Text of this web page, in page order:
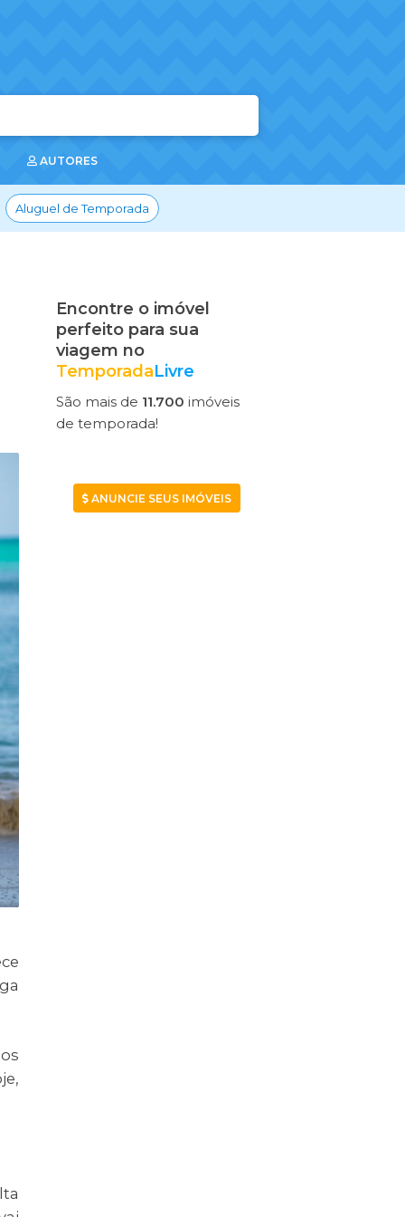
AUTORES
Aluguel de Temporada
Encontre o imóvel
perfeito para sua
viagem no
TemporadaLivre
São mais de 11.700 imóveis
de temporada!
ANUNCIE SEUS IMÓVEIS